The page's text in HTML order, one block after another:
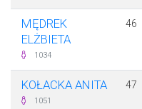
MĘDREK
ELŻBIETA
1034
46
KOŁACKA ANITA
1051
47